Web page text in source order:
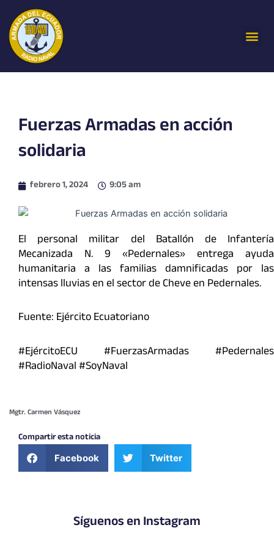
contenido
Fuerzas Armadas en acción
solidaria
febrero 1, 2024 9:05 am
El personal militar del Batallón de Infantería
Mecanizada N. 9 «Pedernales» entrega ayuda
humanitaria a las familias damnificadas por las
intensas lluvias en el sector de Cheve en Pedernales.
Fuente: Ejército Ecuatoriano
#EjércitoECU #FuerzasArmadas #Pedernales
#RadioNaval #SoyNaval
Mgtr. Carmen Vásquez
Compartir esta noticia
Facebook Twitter
Síguenos en Instagram